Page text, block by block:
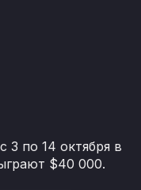
3 по 14 октября в
$40 000.